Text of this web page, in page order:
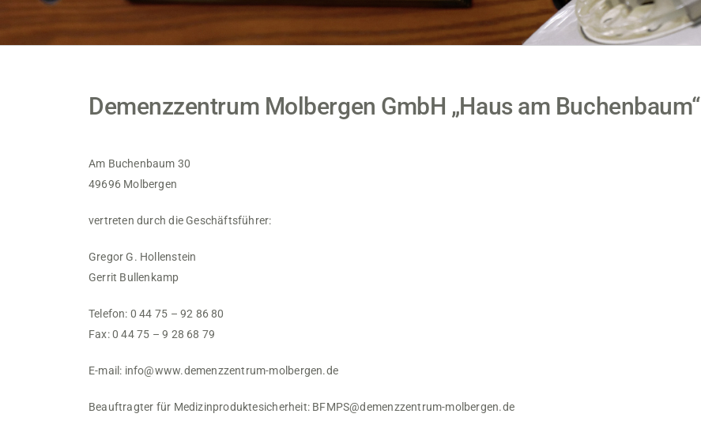
Demenzzentrum Molbergen GmbH „Haus am Buchenbaum“
Am Buchenbaum 30
49696 Molbergen
vertreten durch die Geschäftsführer:
Gregor G. Hollenstein
Gerrit Bullenkamp
Telefon: 0 44 75 – 92 86 80
Fax: 0 44 75 – 9 28 68 79
E-mail: info@www.demenzzentrum-molbergen.de
Beauftragter für Medizinproduktesicherheit: BFMPS@demenzzentrum-molbergen.de